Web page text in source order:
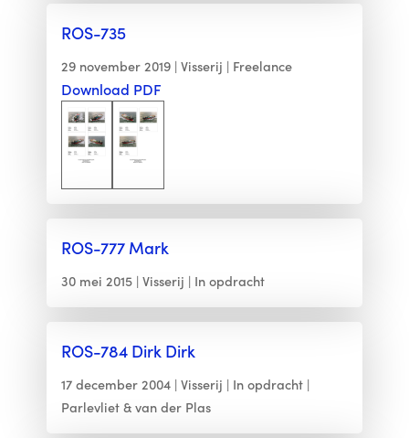
ROS-735
29 november 2019 Visserij Freelance
Download PDF
ROS-777 Mark
30 mei 2015 Visserij In opdracht
ROS-784 Dirk Dirk
17 december 2004 Visserij
In opdracht
Parlevliet & van der Plas